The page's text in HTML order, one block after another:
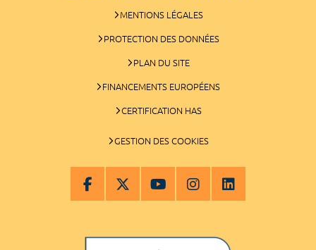
MENTIONS LÉGALES
PROTECTION DES DONNÉES
PLAN DU SITE
FINANCEMENTS EUROPÉENS
CERTIFICATION HAS
GESTION DES COOKIES